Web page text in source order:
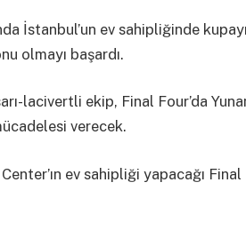
İstanbul’un ev sahipliğinde
olmayı başardı.
lacivertli ekip, Final Four’da
verecek.
ev sahipliği yapacağı